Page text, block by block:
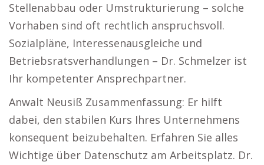
Stellenabbau oder Umstrukturierung – solche
Vorhaben sind oft rechtlich anspruchsvoll.
Sozialpläne, Interessenausgleiche und
Betriebsratsverhandlungen – Dr. Schmelzer ist
Ihr kompetenter Ansprechpartner.
Anwalt Neusiß Zusammenfassung: Er hilft
dabei, den stabilen Kurs Ihres Unternehmens
konsequent beizubehalten. Erfahren Sie alles
Wichtige über Datenschutz am Arbeitsplatz. Dr.